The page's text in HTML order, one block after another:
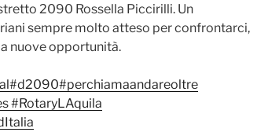
2090 Rossella Piccirilli. Un
sempre molto atteso per confrontarci,
nuove opportunità.
#d2090#perchiamaandareoltre
#RotaryLAquila